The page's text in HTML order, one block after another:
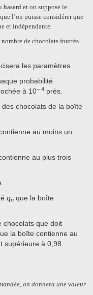
et on suppose le
l’on puisse considérer que
et indépendante.
de chocolats fourrés
les paramètres.
probabilité
à 10– 4 près.
chocolats de la boîte
au moins un
au plus trois
qn que la boîte
chocolats que doit
la boîte contienne au
supérieure à 0,98.
on donnera une valeur